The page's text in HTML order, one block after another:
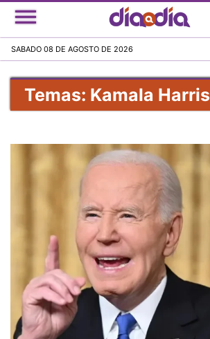
Pasar
al
principal
SABADO 08 DE AGOSTO DE 2026
Temas: Kamala Harris